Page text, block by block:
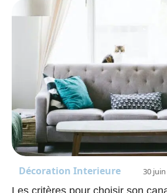
Décoration Interieure 30